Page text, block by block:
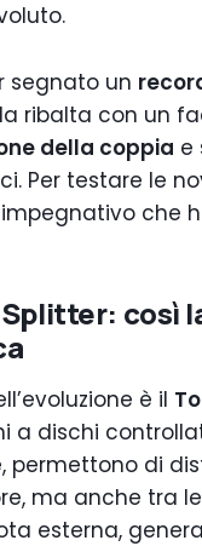
segnato un
ribalta con un
della coppia e
Per testare le
che
così
è il
a dischi
permettono di
ma anche tra
esterna,